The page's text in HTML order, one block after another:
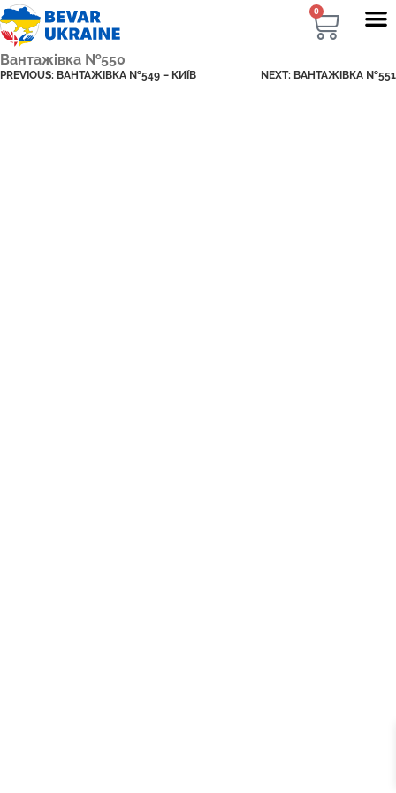
0
Вантажівка №550
PREVIOUS: ВАНТАЖІВКА №549 – КИЇВ NEXT: ВАНТАЖІВКА №551